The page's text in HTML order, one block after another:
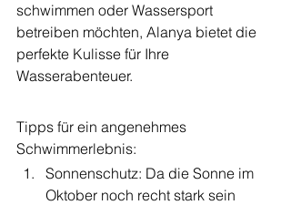
schwimmen oder Wassersport
betreiben möchten, Alanya bietet die
perfekte Kulisse für Ihre
Wasserabenteuer.
Tipps für ein angenehmes
Schwimmerlebnis:
Sonnenschutz: Da die Sonne im
Oktober noch recht stark sein